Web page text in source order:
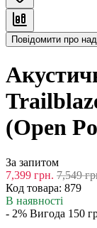
Повідомити про
(Open
За запитом
7,399 грн. 7,549
Код товара: 879
В наявності
- 2% Вигода 150